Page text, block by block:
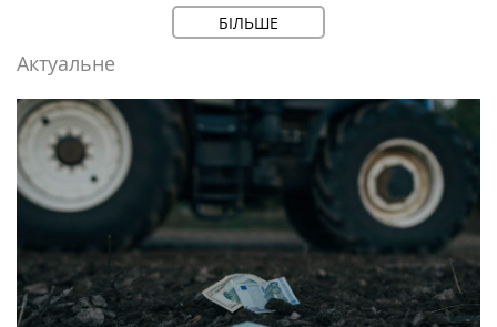
БІЛЬШЕ
Актуальне